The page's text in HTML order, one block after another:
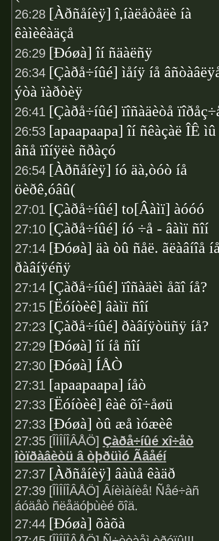
26:28 [Àðñåíèÿ] î,íàëåòåëè íà
êàìèêàäçå
26:29 [Ðóøà] îí ñäàëñÿ
26:34 [Çàðå÷íûé] ìåíÿ íå
ýòà ïàðòèÿ
26:41 [Çàðå÷íûé] ïîñàäèòå
26:53 [apaapaapa] îí ñêàçàë ÎÊ ìû
âñå ïîíÿëè ñðàçó
26:54 [Àðñåíèÿ] íó äà,òóò íå
öèðê,óâû(
27:01 [Çàðå÷íûé] to[Âàìï] àóóó
27:10 [Çàðå÷íûé] íó ÷å - âàìï ñîí
27:14 [Ðóøà] äà òû ñåë. ãëàâíîå
ðàâíÿéñÿ
27:14 [Çàðå÷íûé] ïîñàäèì åãî íå?
27:15 [Ëóíòèê] âàìï ñîí
27:23 [Çàðå÷íûé] ðàâíÿòüñÿ íå?
27:29 [Ðóøà] îí íå ñîí
27:30 [Ðóøà] ÍÅÒ
27:31 [apaapaapa] íåò
27:33 [Ëóíòèê] êàê õî÷åøü
27:33 [Ðóøà] òû æå ìóæèê
27:35 [ÎÌÎÍÎÂÅÖ] Çàðå÷íûé xî÷åò
îòïðàâèòü â òþðüìó Ãâåéí
27:37 [Àðñåíèÿ] âàùå êàäð
27:39 [ÎÌÎÍÎÂÅÖ] Âíèìàíèå! Ñåé÷àñ
áóäåò ñëåäóþùèé õîä.
27:44 [Ðóøà] õàõà